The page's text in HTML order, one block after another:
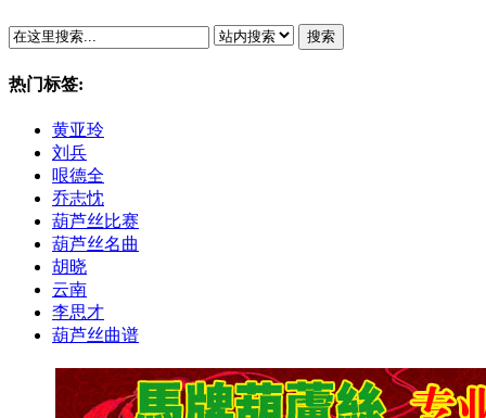
搜索
热门标签:
黄亚玲
刘兵
哏德全
乔志忱
葫芦丝比赛
葫芦丝名曲
胡晓
云南
李思才
葫芦丝曲谱